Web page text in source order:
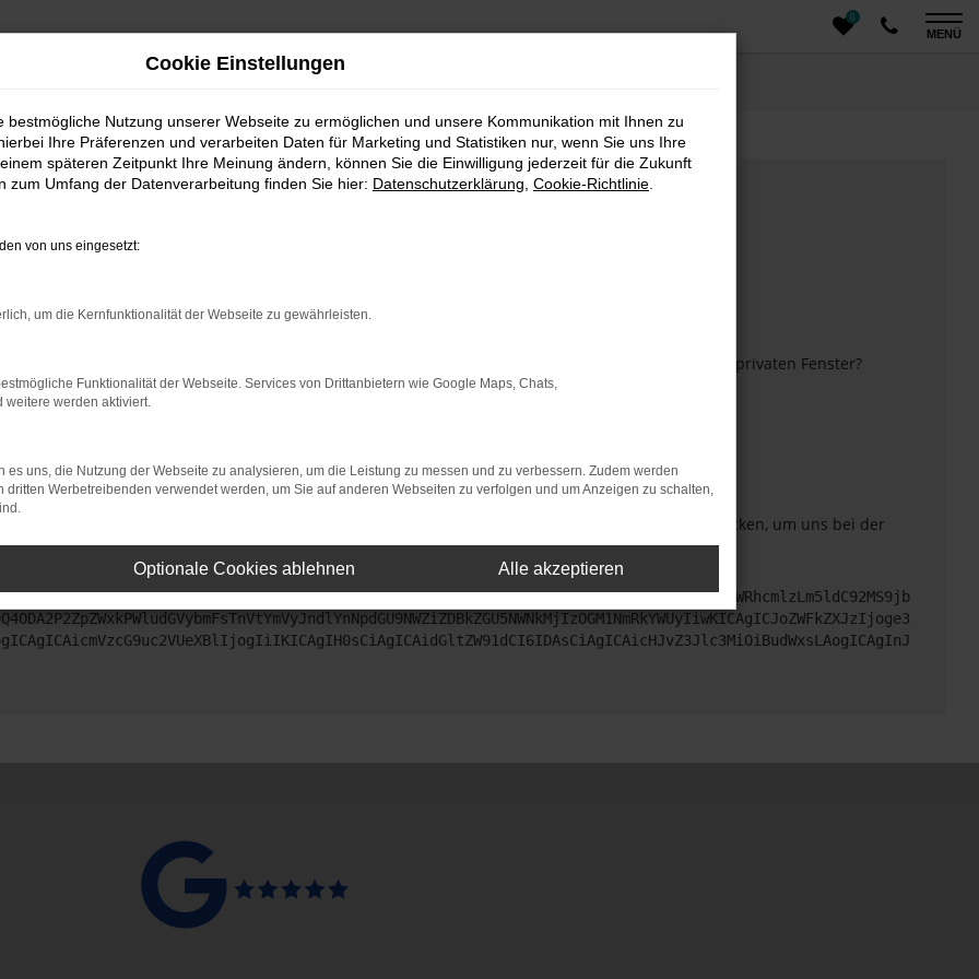
0
MENÜ
bestimmter Seiten verhindern. Funktioniert die Seite in einem anderen Browser oder in einem privaten Fenster?
dem neuesten Stand sind.
kann auch dazu führen, dass bestimmte Funktionen nicht mehr unterstützt werden.
uns bitte. Wir werden versuchen, das Problem zu beheben. Du kannst uns diesen Text schicken, um uns bei der
Cookie Einstellungen
bestmögliche Nutzung unserer Webseite zu ermöglichen und unsere Kommunikation mit Ihnen zu
Ihre Präferenzen und verarbeiten Daten für Marketing und Statistiken nur, wenn Sie uns Ihre
späteren Zeitpunkt Ihre Meinung ändern, können Sie die Einwilligung jederzeit für die Zukunft
zum Umfang der Datenverarbeitung finden Sie hier: Datenschutzerklärung Cookie-Richtlinie
von uns eingesetzt:
um die Kernfunktionalität der Webseite zu gewährleisten.
Funktionalität der Webseite. Services von Drittanbietern wie Google Maps, Chats,
weitere werden aktiviert.
es uns, die Nutzung der Webseite zu analysieren, um die Leistung zu messen und zu verbessern. Zudem werden
dritten Werbetreibenden verwendet werden, um Sie auf anderen Webseiten zu verfolgen und um Anzeigen zu schalten,
Optionale Cookies ablehnen Alle akzeptieren